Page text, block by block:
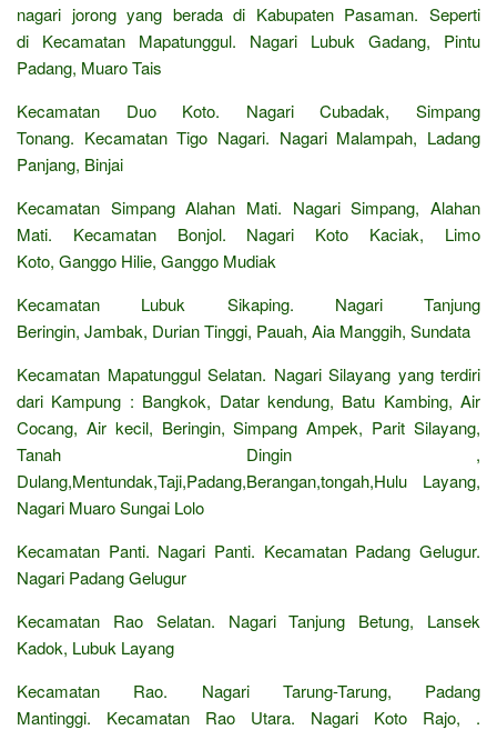
nagari jorong yang berada di Kabupaten Pasaman. Seperti
di Kecamatan Mapatunggul. Nagari Lubuk Gadang, Pintu
Padang, Muaro Tais
Kecamatan Duo Koto. Nagari Cubadak, Simpang
Tonang. Kecamatan Tigo Nagari. Nagari Malampah, Ladang
Panjang, Binjai
Kecamatan Simpang Alahan Mati. Nagari Simpang, Alahan
Mati. Kecamatan Bonjol. Nagari Koto Kaciak, Limo
Koto, Ganggo Hilie, Ganggo Mudiak
Kecamatan Lubuk Sikaping. Nagari Tanjung
Beringin, Jambak, Durian Tinggi, Pauah, Aia Manggih, Sundata
Kecamatan Mapatunggul Selatan. Nagari Silayang yang terdiri
dari Kampung : Bangkok, Datar kendung, Batu Kambing, Air
Cocang, Air kecil, Beringin, Simpang Ampek, Parit Silayang,
Tanah Dingin ,
Dulang,Mentundak,Taji,Padang,Berangan,tongah,Hulu Layang,
Nagari Muaro Sungai Lolo
Kecamatan Panti. Nagari Panti. Kecamatan Padang Gelugur.
Nagari Padang Gelugur
Kecamatan Rao Selatan. Nagari Tanjung Betung, Lansek
Kadok, Lubuk Layang
Kecamatan Rao. Nagari Tarung-Tarung, Padang
Mantinggi. Kecamatan Rao Utara. Nagari Koto Rajo, .